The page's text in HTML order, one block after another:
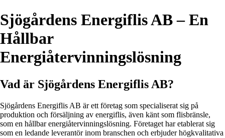
Sjögårdens Energiflis AB – En
Hållbar
Energiåtervinningslösning
Vad är Sjögårdens Energiflis AB?
Sjögårdens Energiflis AB är ett företag som specialiserat sig på
produktion och försäljning av energiflis, även känt som flisbränsle,
som en hållbar energiåtervinningslösning. Företaget har etablerat sig
som en ledande leverantör inom branschen och erbjuder högkvalitativa